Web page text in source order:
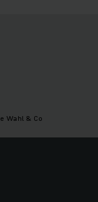
Wahl & Co